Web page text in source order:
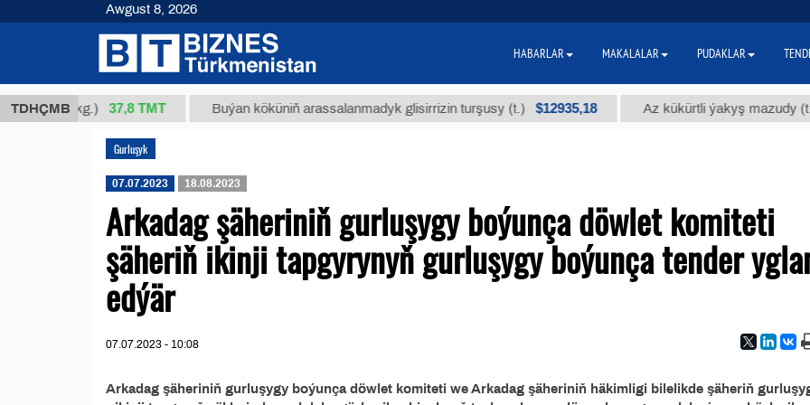
TDHÇMB
34/1 (kg.) 37,8 ТМТ Buýan köküniň arassalanmadyk glisirrizin turşusy (t.) $12935,18 Az kükürtli ýakyş mazudy (t.)
Gurluşyk
07.07.2023 18.08.2023
Arkadag şäheriniň gurluşygy boýunça döwlet komiteti
şäheriň ikinji tapgyrynyň gurluşygy boýunça tender
edýär
07.07.2023 - 10:08
Arkadag şäheriniň gurluşygy boýunça döwlet komiteti we Arkadag şäheriniň häkimligi bilelikde şäheriň
Awgust 8, 2026
HABARLAR MAKALALAR PUDAKLAR